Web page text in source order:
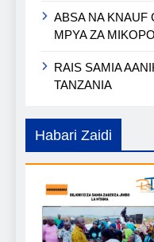
ABSA NA KNAUF
MPYA ZA MIKOPO
RAIS SAMIA
TANZANIA
Habari Zaidi